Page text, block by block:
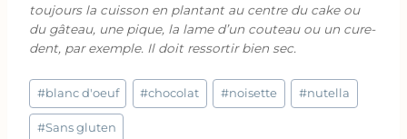
toujours la cuisson en plantant au centre du cake ou
du gâteau, une pique, la lame d’un couteau ou un cure-
dent, par exemple. Il doit ressortir bien sec.
Étiquettes
de
la
#blanc d'oeuf #chocolat #noisette #nutella
#Sans gluten